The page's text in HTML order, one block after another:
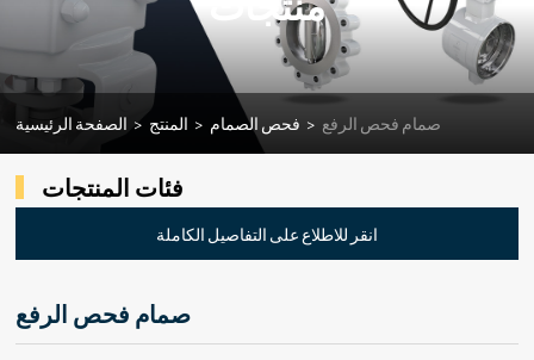
الصفحة الرئيسية > المنتج > فحص الصمام > صمام فحص الرفع
فئات المنتجات
انقر للاطلاع على التفاصيل الكاملة
صمام فحص الرفع